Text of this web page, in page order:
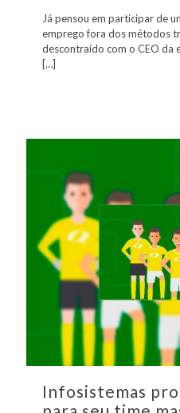
Já pensou em participar de
emprego fora dos métodos
descontraído com o CEO da
[…]
Infosistemas